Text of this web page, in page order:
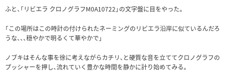
ふと、「リビエラ クロノグラフM0A10722」の文字盤に目をやった。
「この場所はこの時計の付けられたネーミングのリビエラ沿岸に似ているんだろ
うな、、、穏やかで明るくて華やかで」
ノブキはそんな事を徐に考えながらカチリ、と硬質な音を立ててクロノグラフの
プッシャーを押し、流れていく豊かな時間を静かに計り始めてみる。